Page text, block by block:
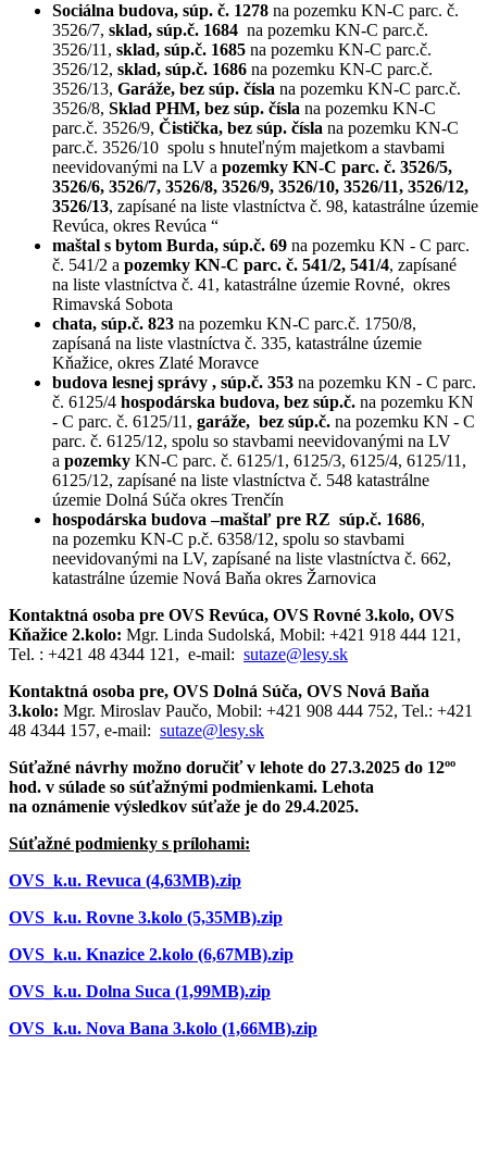
Sociálna budova, súp. č. 1278 na pozemku KN-C parc. č.
3526/7, sklad, súp.č. 1684 na pozemku KN-C parc.č.
3526/11, sklad, súp.č. 1685 na pozemku KN-C parc.č.
3526/12, sklad, súp.č. 1686 na pozemku KN-C parc.č.
3526/13, Garáže, bez súp. čísla na pozemku KN-C parc.č.
3526/8, Sklad PHM, bez súp. čísla na pozemku KN-C
parc.č. 3526/9, Čistička, bez súp. čísla na pozemku KN-C
parc.č. 3526/10 spolu s hnuteľným majetkom a stavbami
neevidovanými na LV a pozemky KN-C parc. č. 3526/5,
3526/6, 3526/7, 3526/8, 3526/9, 3526/10, 3526/11, 3526/12,
3526/13, zapísané na liste vlastníctva č. 98, katastrálne územie
Revúca, okres Revúca “
maštal s bytom Burda, súp.č. 69 na pozemku KN - C parc.
č. 541/2 a pozemky KN-C parc. č. 541/2, 541/4, zapísané
na liste vlastníctva č. 41, katastrálne územie Rovné, okres
Rimavská Sobota
chata, súp.č. 823 na pozemku KN-C parc.č. 1750/8,
zapísaná na liste vlastníctva č. 335, katastrálne územie
Kňažice, okres Zlaté Moravce
budova lesnej správy , súp.č. 353 na pozemku KN - C parc.
č. 6125/4 hospodárska budova, bez súp.č. na pozemku KN
- C parc. č. 6125/11, garáže, bez súp.č. na pozemku KN - C
parc. č. 6125/12, spolu so stavbami neevidovanými na LV
a pozemky KN-C parc. č. 6125/1, 6125/3, 6125/4, 6125/11,
6125/12, zapísané na liste vlastníctva č. 548 katastrálne
územie Dolná Súča okres Trenčín
hospodárska budova –maštaľ pre RZ súp.č. 1686,
na pozemku KN-C p.č. 6358/12, spolu so stavbami
neevidovanými na LV, zapísané na liste vlastníctva č. 662,
katastrálne územie Nová Baňa okres Žarnovica
Kontaktná osoba pre OVS Revúca, OVS Rovné 3.kolo, OVS
Kňažice 2.kolo: Mgr. Linda Sudolská, Mobil: +421 918 444 121,
Tel. : +421 48 4344 121, e-mail: sutaze@lesy.sk
Kontaktná osoba pre, OVS Dolná Súča, OVS Nová Baňa
3.kolo: Mgr. Miroslav Paučo, Mobil: +421 908 444 752, Tel.: +421
48 4344 157, e-mail: sutaze@lesy.sk
Súťažné návrhy možno doručiť v lehote do 27.3.2025 do 12ºº
hod. v súlade so súťažnými podmienkami. Lehota
na oznámenie výsledkov súťaže je do 29.4.2025.
Súťažné podmienky s prílohami:
OVS_k.u. Revuca (4,63MB).zip
OVS_k.u. Rovne 3.kolo (5,35MB).zip
OVS_k.u. Knazice 2.kolo (6,67MB).zip
OVS_k.u. Dolna Suca (1,99MB).zip
OVS_k.u. Nova Bana 3.kolo (1,66MB).zip